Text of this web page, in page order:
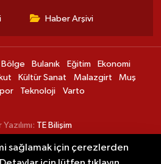
Haber Arşivi
Bölge Bulanık Eğitim
Ekonomi
Kültür Sanat Malazgirt
Muş
Teknoloji Varto
TE Bilişim
sağlamak için çerezlerden